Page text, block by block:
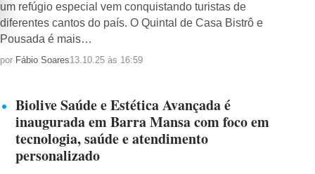
um refúgio especial vem conquistando turistas de
diferentes cantos do país. O Quintal de Casa Bistrô e
Pousada é mais…
por Fábio Soares13.10.25 às 16:59
Biolive Saúde e Estética Avançada é
inaugurada em Barra Mansa com foco em
tecnologia, saúde e atendimento
personalizado